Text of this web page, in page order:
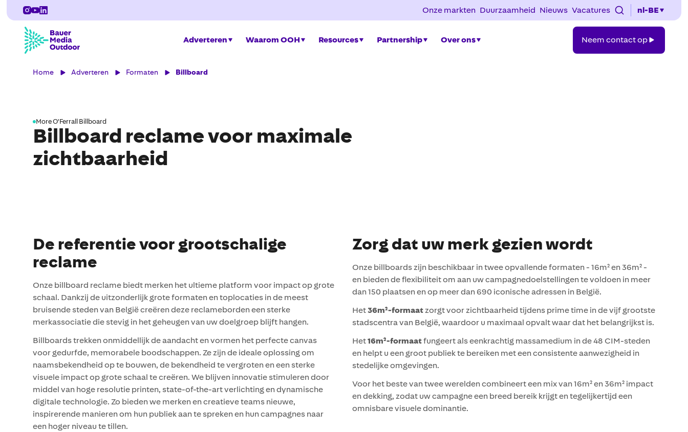
Onze markten Duurzaamheid Nieuws Vacatures nl-BE
Adverteren Waarom OOH Resources Partnership Over ons
contact
Neem contact op
Home Adverteren Formaten Billboard
More O'Ferrall Billboard
Billboard reclame voor maximale
zichtbaarheid
De referentie voor grootschalige
reclame
Onze billboard reclame biedt merken het ultieme platform voor impact op grote
schaal. Dankzij de uitzonderlijk grote formaten en toplocaties in de meest
bruisende steden van België creëren deze reclameborden een sterke
merkassociatie die stevig in het geheugen van uw doelgroep blijft hangen.
Billboards trekken onmiddellijk de aandacht en vormen het perfecte canvas
voor gedurfde, memorabele boodschappen. Ze zijn de ideale oplossing om
naamsbekendheid op te bouwen, de bekendheid te vergroten en een sterke
visuele impact op grote schaal te creëren. We blijven innovatie stimuleren door
middel van hoge resolutie printen, state-of-the-art verlichting en dynamische
digitale technologie. Zo bieden we merken en creatieve teams nieuwe,
inspirerende manieren om hun publiek aan te spreken en hun campagnes naar
een hoger niveau te tillen.
Zorg dat uw merk gezien wordt
Onze billboards zijn beschikbaar in twee opvallende formaten - 16m² en 36m² -
en bieden de flexibiliteit om aan uw campagnedoelstellingen te voldoen in meer
dan 150 plaatsen en op meer dan 690 iconische adressen in België.
Het36m²-formaatzorgt voor zichtbaarheid tijdens prime time in de vijf grootste
stadscentra van België, waardoor u maximaal opvalt waar dat het belangrijkst is.
Het16m²-formaatfungeert als eenkrachtig massamedium in de 48 CIM-steden
en helpt u een groot publiek te bereiken met een consistente aanwezigheid in
stedelijke omgevingen.
Voor het beste van twee werelden combineert een mix van 16m² en 36m² impact
en dekking, zodat uw campagne een breed bereik krijgt en tegelijkertijd een
omnisbare visuele dominantie.